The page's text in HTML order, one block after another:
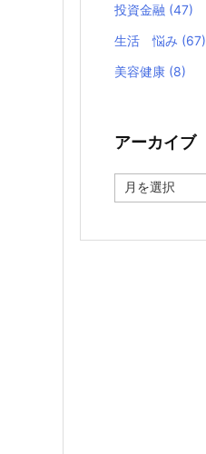
投資金融 (47)
生活 悩み (67)
美容健康 (8)
アーカイブ
ー